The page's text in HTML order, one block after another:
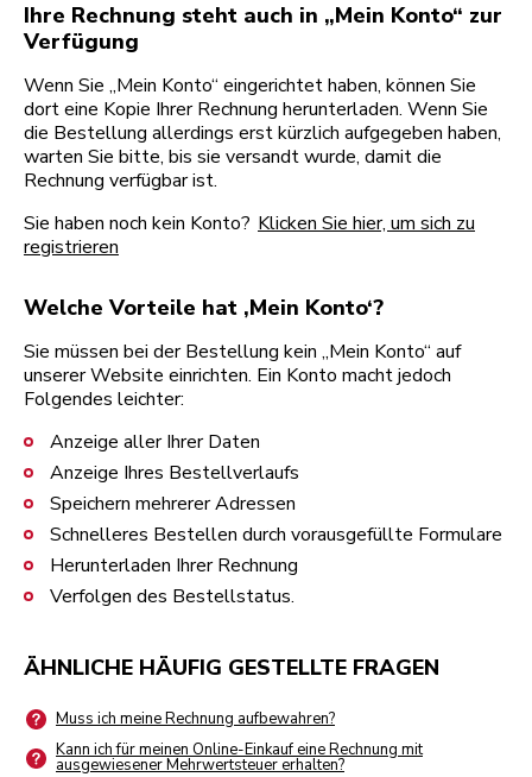
Ihre Rechnung steht auch in „Mein Konto“ zur
Verfügung
Wenn Sie „Mein Konto“ eingerichtet haben, können Sie
dort eine Kopie Ihrer Rechnung herunterladen. Wenn Sie
die Bestellung allerdings erst kürzlich aufgegeben haben,
warten Sie bitte, bis sie versandt wurde, damit die
Rechnung verfügbar ist.
Sie haben noch kein Konto? Klicken Sie hier, um sich zu
registrieren
Welche Vorteile hat ‚Mein Konto‘?
Sie müssen bei der Bestellung kein „Mein Konto“ auf
unserer Website einrichten. Ein Konto macht jedoch
Folgendes leichter:
Anzeige aller Ihrer Daten
Anzeige Ihres Bestellverlaufs
Speichern mehrerer Adressen
Schnelleres Bestellen durch vorausgefüllte Formulare
Herunterladen Ihrer Rechnung
Verfolgen des Bestellstatus.
ÄHNLICHE HÄUFIG GESTELLTE FRAGEN
Muss ich meine Rechnung aufbewahren?
Kann ich für meinen Online-Einkauf eine Rechnung mit
ausgewiesener Mehrwertsteuer erhalten?